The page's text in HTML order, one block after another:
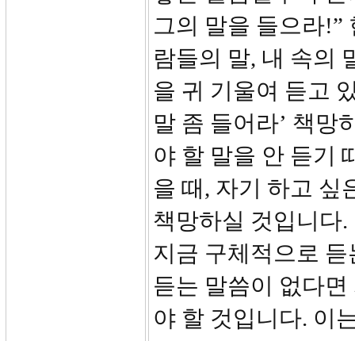
그의 말을 들으라!”
람들의 말, 내 속의
을 귀 기울여 듣고
말 좀 들어라’ 책망
야 할 말을 안 듣기
을 때, 자기 하고 싶
책망하실 것입니다
지금 구체적으로
듣는 말씀이 없다
야 할 것입니다. 이